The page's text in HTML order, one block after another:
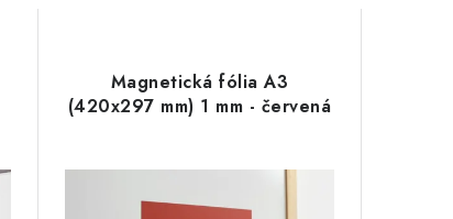
Magnetická fólia A3
(420x297 mm) 1 mm - červená